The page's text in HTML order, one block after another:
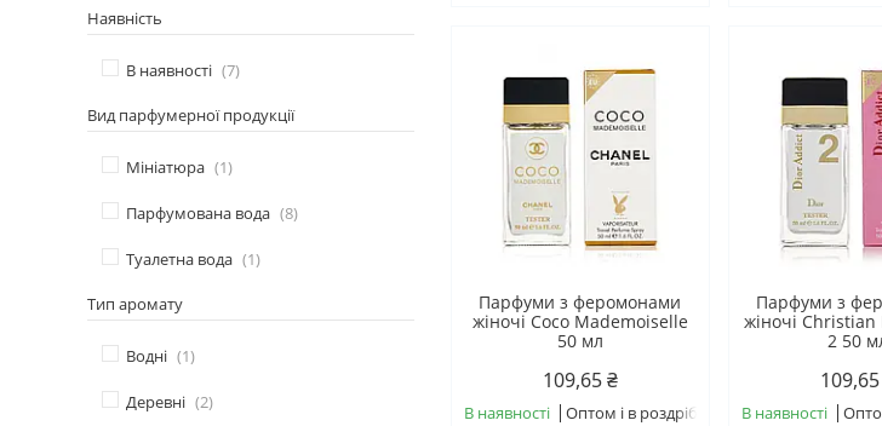
Парфуми з феромонами
жіночі Coco Mademoiselle
50 мл
109,65 ₴
В наявності
Оптом і в роздріб
Парфуми з
жіночі
2 50
В наявності
Наявність
В наявності 7
Вид парфумерної продукції
Мініатюра 1
Парфумована вода 8
Туалетна вода 1
Тип аромату
Водні 1
Деревні 2